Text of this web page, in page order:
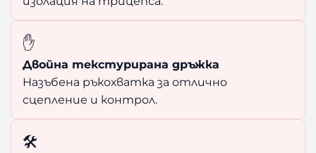
✋
Двойна текстурирана дръжка
Назъбена ръкохватка за отлично
сцепление и контрол.
🛠️